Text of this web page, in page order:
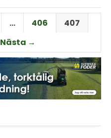
Skåne har räknat ut hur...
… 406
407
Nästa →